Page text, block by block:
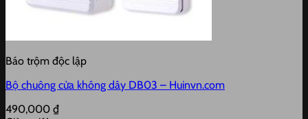
Báo trộm độc lập
Bộ chuông cửa không dây DB03 – Huinvn.com
490,000 ₫